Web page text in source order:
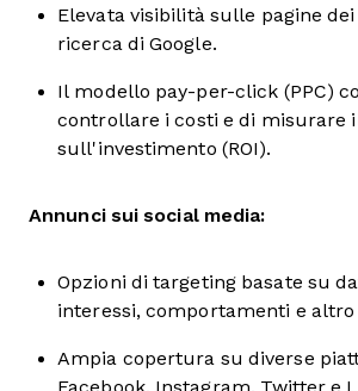
Elevata visibilità sulle pagine
ricerca di Google.
Il modello pay-per-click (PPC)
controllare i costi e di misurare
sull'investimento (ROI).
Annunci sui social media:
Opzioni di targeting basate su
interessi, comportamenti e altro
Ampia copertura su diverse
Facebook, Instagram, Twitter e